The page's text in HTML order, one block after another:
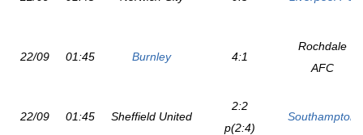
22/09 01:45 Burnley 4:1
Rochdale
AFC
22/09 01:45 Sheffield United
2:2
p(2:4)
Southampton